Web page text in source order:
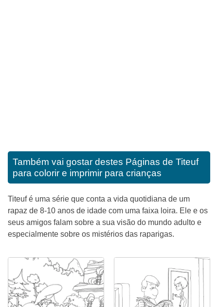
Também vai gostar destes Páginas de Titeuf
para colorir e imprimir para crianças
Titeuf é uma série que conta a vida quotidiana de um
rapaz de 8-10 anos de idade com uma faixa loira. Ele e os
seus amigos falam sobre a sua visão do mundo adulto e
especialmente sobre os mistérios das raparigas.